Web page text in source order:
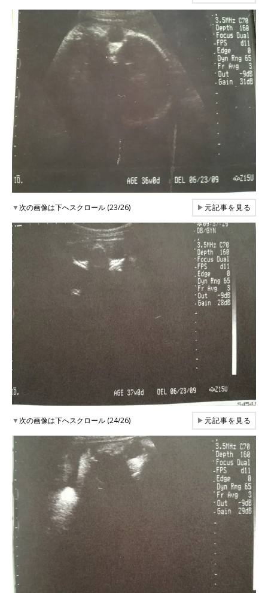
▼次の画像は下へスクロール (23/26) ▶元記事を見る
▼次の画像は下へスクロール (24/26) ▶元記事を見る